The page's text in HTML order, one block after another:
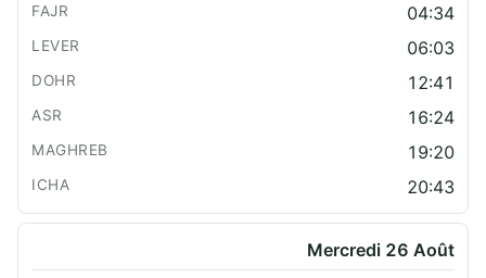
04:34
06:03
12:41
16:24
19:20
20:43
Mercredi 26 Août